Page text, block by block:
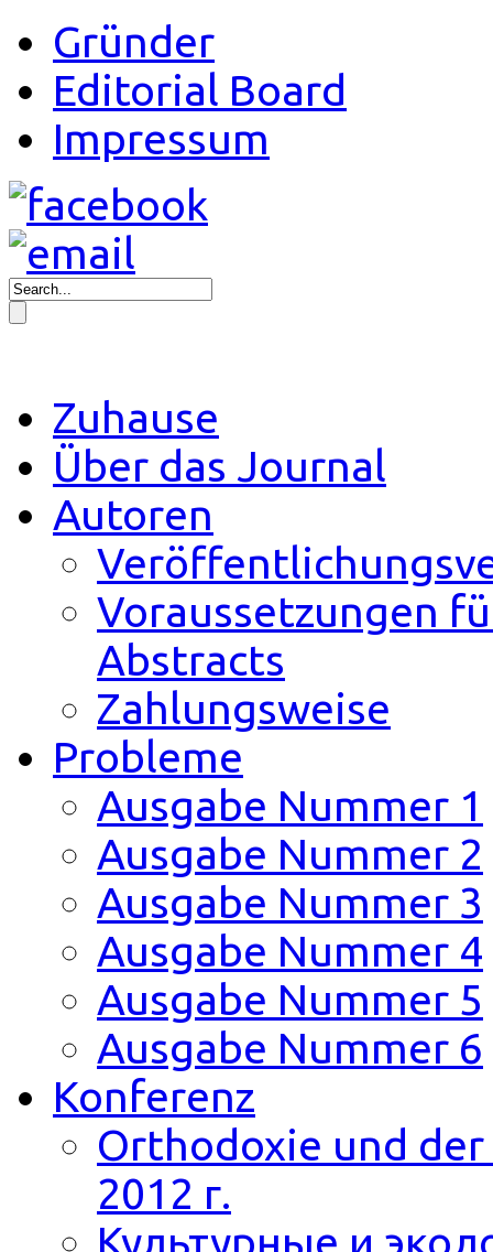
Gründer
Editorial Board
Impressum
Zuhause
Über das Journal
Autoren
Voraussetzungen
Abstracts
Zahlungsweise
Probleme
Ausgabe Nummer 1
Ausgabe Nummer 2
Ausgabe Nummer 3
Ausgabe Nummer 4
Ausgabe Nummer 5
Ausgabe Nummer 6
Konferenz
Orthodoxie und
2012 г.
Культурные и